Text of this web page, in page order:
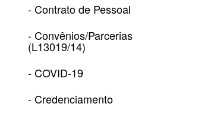
- Contrato de Pessoal
- Convênios/Parcerias
(L13019/14)
- COVID-19
- Credenciamento